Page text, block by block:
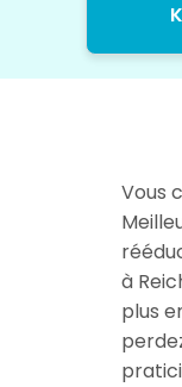
Vous
à
plus